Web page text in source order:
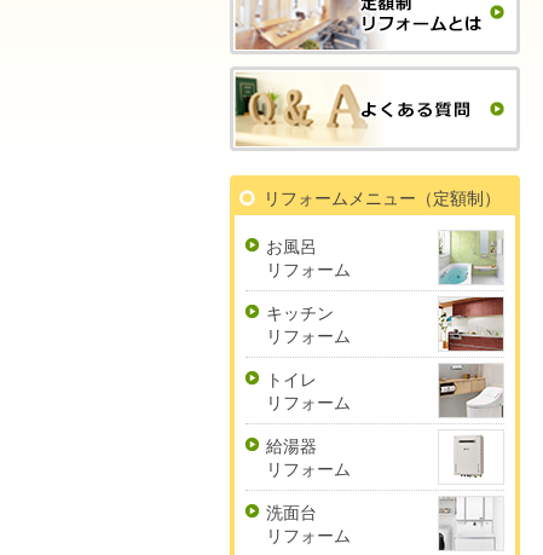
リフォームメニュー（定額制）
お風呂
リフォーム
キッチン
リフォーム
トイレ
リフォーム
給湯器
リフォーム
洗面台
リフォーム